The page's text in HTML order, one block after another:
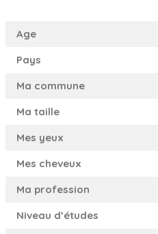
Age
Pays
Ma commune
Ma taille
Mes yeux
Mes cheveux
Ma profession
Niveau d’études